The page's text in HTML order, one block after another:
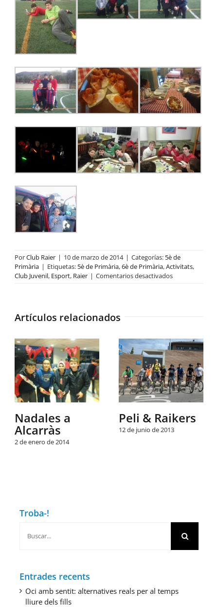
PorClub Raier | 10 de marzo de 2014 | Categorías: 5è de
Primària | Etiquetas: 5è de Primària,6è de Primària,Activitats,
Club Juvenil, Esport, Raier | Comentarios desactivadosen
Artículos relacionados
Nadales a
Alcarràs
2 de enero de 2014
Peli & Raikers
12 de junio de 2013
Troba-!
Entrades recents
Oci amb sentit: alternatives reals per al temps
lliure dels fills